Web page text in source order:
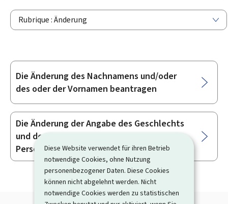
Diese Website verwendet für ihren Betrieb
notwendige Cookies, ohne Nutzung
personenbezogener Daten. Diese Cookies
können nicht abgelehnt werden. Nicht
notwendige Cookies werden zu statistischen
Rubrique : Änderung
Unterrubriken
Die Änderung des Nachnamens und/oder
des oder der Vornamen beantragen
Die Änderung der Angabe des Geschlechts
und des bzw. der Vornamen im
Personenstandsregister beantragen